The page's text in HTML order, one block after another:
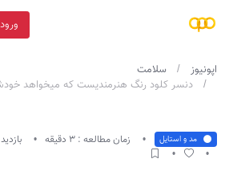
اپونیوز
سلامت
دنسر کلود رنگ هنرمند‌یست که میخواهد
مد و استایل زمان مطالعه : 3 دقیقه بازدید :